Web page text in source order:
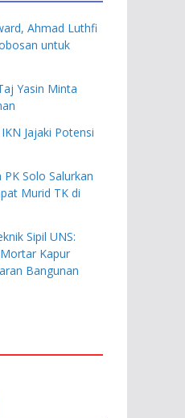
Ahmad Luthfi
untuk
Yasin Minta
Jajaki Potensi
Solo Salurkan
Murid TK di
Sipil UNS:
Kapur
Bangunan